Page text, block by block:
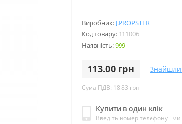
Виробник: J.PRÖPSTER
Код товару: 111006
Наявність:999
113.00 грн
Сума ПДВ: 18.83 грн
Купити в один клік
Введіть номер телефону і